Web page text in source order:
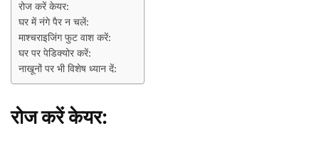
रोज करें केयर:
घर में नंगे पैर न चलें:
माश्चराइजिंग फुट वाश करें:
घर पर पेडिक्योर करें:
नाखूनों पर भी विशेष ध्यान दें:
रोज करें केयर: